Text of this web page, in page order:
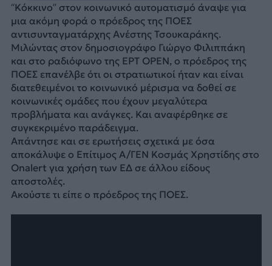
“Κόκκινο” στον κοινωνικό αυτοματισμό άναψε για
μια ακόμη φορά ο πρόεδρος της ΠΟΕΣ
αντισυνταγματάρχης Ανέστης Τσουκαράκης.
Μιλώντας στον δημοσιογράφο Γιώργο Φιλιππάκη
και στο ραδιόφωνο της ΕΡΤ OPEN, ο πρόεδρος της
ΠΟΕΣ επανέλβε ότι οι στρατιωτικοί ήταν και είναι
διατεθειμένοι το κοινωνικό μέρισμα να δοθεί σε
κοινωνικές ομάδες που έχουν μεγαλύτερα
προβλήματα και ανάγκες. Και αναφέρθηκε σε
συγκεκριμένο παράδειγμα.
Απάντησε και σε ερωτήσεις σχετικά με όσα
αποκάλυψε ο Επίτιμος Α/ΓΕΝ Κοσμάς Χρηστίδης στο
Onalert για χρήση των ΕΔ σε άλλου είδους
αποστολές.
Ακούστε τι είπε ο πρόεδρος της ΠΟΕΣ.